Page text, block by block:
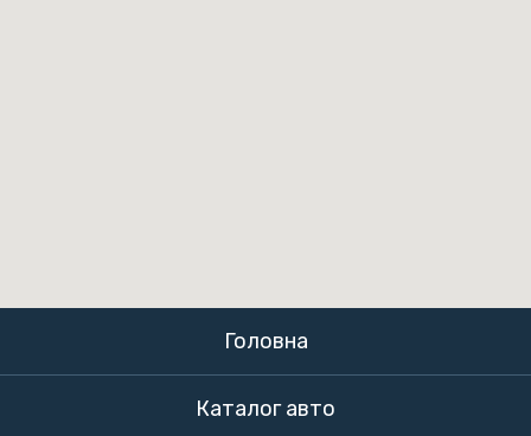
Головна
Каталог авто